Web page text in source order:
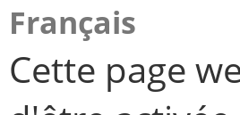
Français
Cette page